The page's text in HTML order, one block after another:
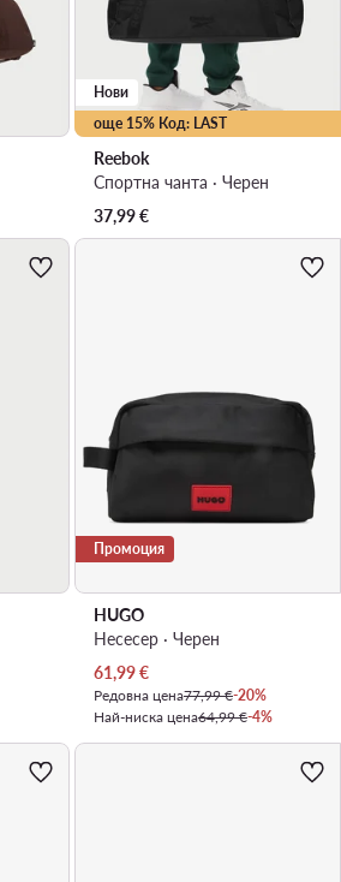
още 15% Код: LAST
Нови
Reebok
Спортна чанта · Черен
37,99€
Промоция
HUGO
Несесер · Черен
Актуална цена
61,99€
Редовна цена77,99 €-20%
Най-ниска цена64,99 €-4%